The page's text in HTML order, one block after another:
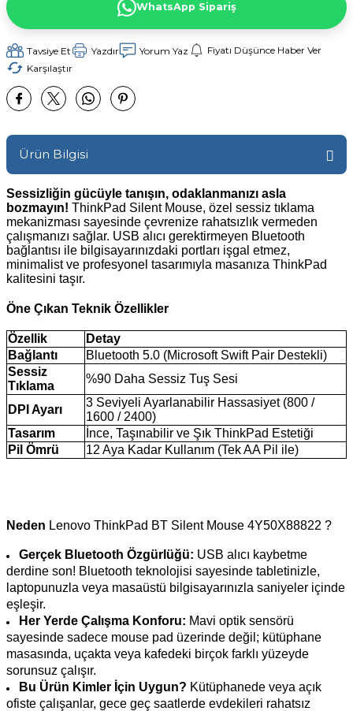
WhatsApp Sipariş
Tavsiye Et Yazdır Yorum Yaz
Fiyatı Düşünce Haber Ver
Karşılaştır
Ürün Bilgisi
Sessizliğin gücüyle tanışın, odaklanmanızı asla
bozmayın! ThinkPad Silent Mouse, özel sessiz tıklama
mekanizması sayesinde çevrenize rahatsızlık vermeden
çalışmanızı sağlar. USB alıcı gerektirmeyen Bluetooth
bağlantısı ile bilgisayarınızdaki portları işgal etmez,
minimalist ve profesyonel tasarımıyla masanıza ThinkPad
kalitesini taşır.
Öne Çıkan Teknik Özellikler
Özellik
Detay
Bağlantı
Bluetooth 5.0 (Microsoft Swift Pair Destekli)
Sessiz
Tıklama
%90 Daha Sessiz Tuş Sesi
DPI Ayarı
3 Seviyeli Ayarlanabilir Hassasiyet (800 /
1600 / 2400)
Tasarım
İnce, Taşınabilir ve Şık ThinkPad Estetiği
Pil Ömrü
12 Aya Kadar Kullanım (Tek AA Pil ile)
Neden Lenovo ThinkPad BT Silent Mouse 4Y50X88822 ?
Gerçek Bluetooth Özgürlüğü: USB alıcı kaybetme
derdine son! Bluetooth teknolojisi sayesinde tabletinizle,
laptopunuzla veya masaüstü bilgisayarınızla saniyeler içinde
eşleşir.
Her Yerde Çalışma Konforu: Mavi optik sensörü
sayesinde sadece mouse pad üzerinde değil; kütüphane
masasında, uçakta veya kafedeki birçok farklı yüzeyde
sorunsuz çalışır.
Bu Ürün Kimler İçin Uygun? Kütüphanede veya açık
ofiste çalışanlar, gece geç saatlerde evdekileri rahatsız